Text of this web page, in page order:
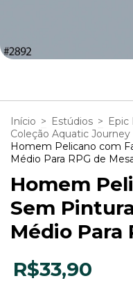
Início > Estúdios > Epic
Coleção Aquatic Journey
Homem Pelicano com
Médio Para RPG de
Homem
Sem
Médio Para
R$33,90